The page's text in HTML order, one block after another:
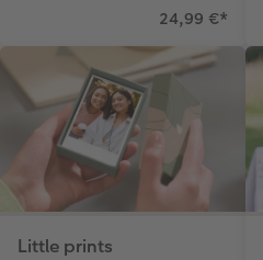
24,99 €*
Little prints